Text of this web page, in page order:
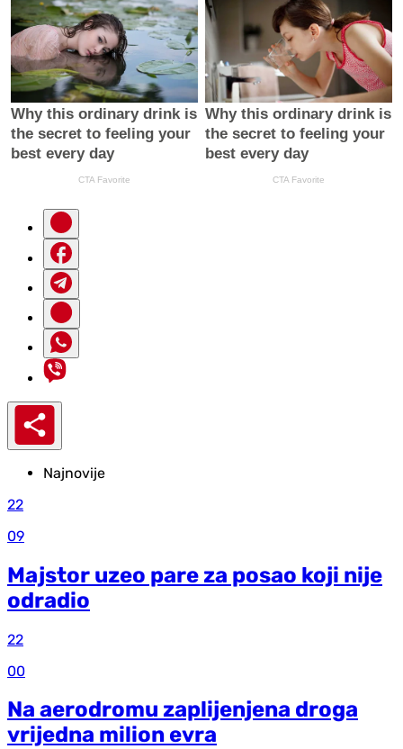
Najnovije
22
09
Majstor uzeo pare za posao koji nije
odradio
22
00
Na aerodromu zaplijenjena droga
vrijedna milion evra